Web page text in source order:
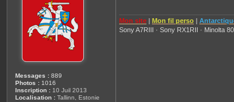
r
r
o
b
i
n
9
1
0
Messages : 889
Photos : 1016
Inscription : 10 Juil 2013
Localisation : Tallinn, Estonie
Mon site | Mon fil perso |
Sony A7RIII · Sony RX1RII · Minolta